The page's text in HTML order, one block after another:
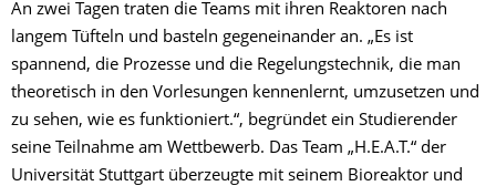
An zwei Tagen traten die Teams mit ihren Reaktoren nach
langem Tüfteln und basteln gegeneinander an. „Es ist
spannend, die Prozesse und die Regelungstechnik, die man
theoretisch in den Vorlesungen kennenlernt, umzusetzen und
zu sehen, wie es funktioniert.“, begründet ein Studierender
seine Teilnahme am Wettbewerb. Das Team „H.E.A.T.“ der
Universität Stuttgart überzeugte mit seinem Bioreaktor und